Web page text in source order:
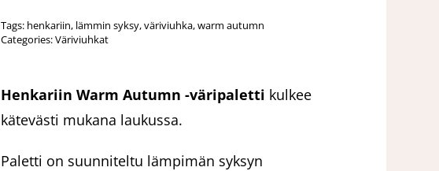
määrä
Tags: henkariin, lämmin syksy,väriviuhka,warm autumn
Categories:Väriviuhkat
Henkariin Warm Autumn -väripaletti kulkee
kätevästi mukana laukussa.
Paletti on suunniteltu lämpimän syksyn